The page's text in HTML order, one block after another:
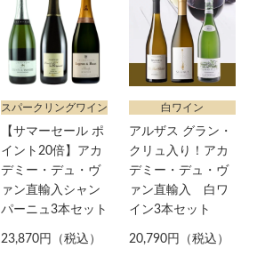
スパークリングワイン
【サマーセール ポ
イント20倍】アカ
デミー・デュ・ヴ
ァン直輸入シャン
パーニュ3本セット
23,870円（税込）
白ワイン
アルザス グラン・
クリュ入り！アカ
デミー・デュ・ヴ
ァン直輸入 白ワ
イン3本セット
20,790円（税込）